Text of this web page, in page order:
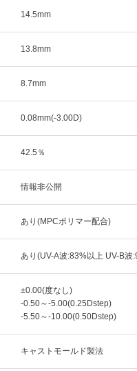
14.5mm
13.8mm
8.7mm
0.08mm(-3.00D)
42.5％
情報非公開
あり(MPCポリマー配合)
あり(UV-A波:83%以上 UV-B波
±0.00(度なし)
-0.50～-5.00(0.25Dstep)
-5.50～-10.00(0.50Dstep)
キャストモールド製法